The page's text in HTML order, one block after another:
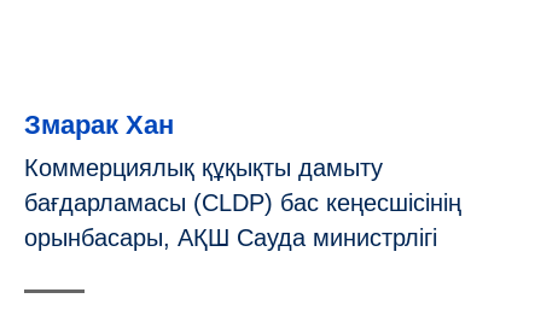
Змарак Хан
Коммерциялық құқықты дамыту
бағдарламасы (CLDP) бас кеңесшісінің
орынбасары, АҚШ Сауда министрлігі